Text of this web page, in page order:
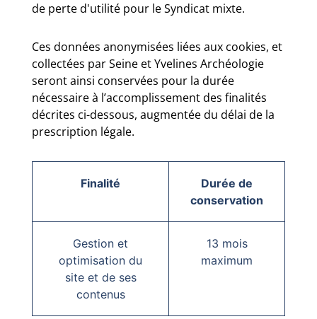
de perte d'utilité pour le Syndicat mixte.
Ces données anonymisées liées aux cookies, et
collectées par Seine et Yvelines Archéologie
seront ainsi conservées pour la durée
nécessaire à l’accomplissement des finalités
décrites ci-dessous, augmentée du délai de la
prescription légale.
Finalité
Durée de
conservation
Gestion et
optimisation du
site et de ses
contenus
13 mois
maximum